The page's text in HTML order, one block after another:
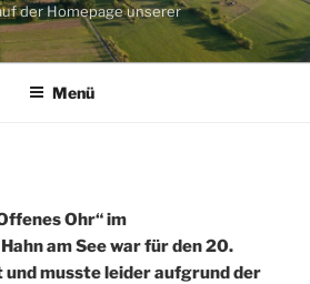
der Homepage unserer
Menü
Ohr“ im
am See war für den 20.
musste leider aufgrund der